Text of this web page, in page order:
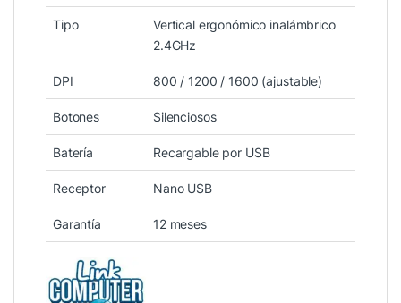
Tipo
Vertical ergonómico inalámbrico
2.4GHz
DPI 800 / 1200 / 1600 (ajustable)
Botones Silenciosos
Batería Recargable por USB
Receptor Nano USB
Garantía 12 meses